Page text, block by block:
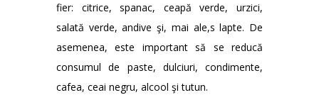
fier: citrice, spanac, ceapă verde, urzici,
salată verde, andive şi, mai ale,s lapte. De
asemenea, este important să se reducă
consumul de paste, dulciuri, condimente,
cafea, ceai negru, alcool şi tutun.